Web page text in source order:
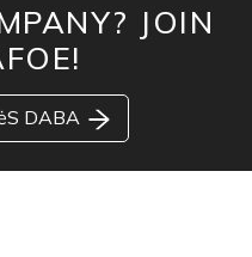
JOIN
DABA